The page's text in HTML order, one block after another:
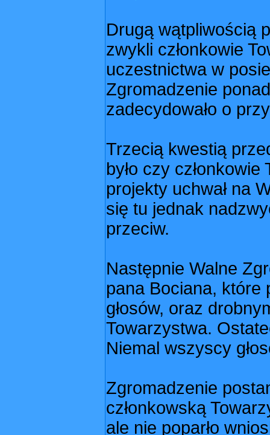
Drugą wątpliwością
zwykli członkowie
uczestnictwa w
Zgromadzenie
zadecydowało o
Trzecią kwestią
było czy
projekty uchwał na
się tu jednak
przeciw.
Następnie Walne
pana Bociana, które
głosów, oraz
Towarzystwa.
Niemal wszyscy
Zgromadzenie
członkowską
ale nie poparło